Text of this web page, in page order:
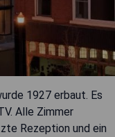
1927 erbaut. Es
Alle Zimmer
Rezeption und ein